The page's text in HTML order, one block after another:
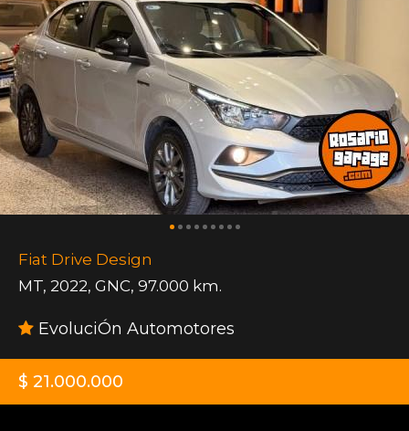
Fiat Drive Design
MT, 2022, GNC, 97.000 km.
EvoluciÓn Automotores
$ 21.000.000